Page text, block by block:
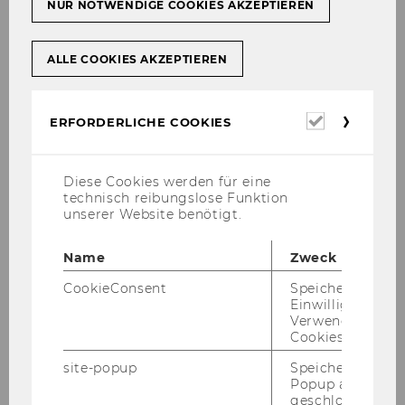
punkt gilt:
Glei­cher An­mel­de­be­ginn für alle Lehr­
Das An­mel­deen­de kann je nach Ter­min
Bitte be­den­ken Sie beim Fest­le­gen der An­mel­
de­zeit­räu­me, dass die Lehr­or­ga­ni­sa­ti­on diese
nach be­stimm­ten Vor­ga­ben kon­trol­liert und
ko­or­di­niert. Wir sind be­müht, uns an Ihre Vor­
ga­ben zu hal­ten, ein Ein­grei­fen un­se­rer­seits er­
folgt, um für die Stu­die­ren­den eine mög­lichst
NUR NOTWENDIGE COOKIES AKZEPTIEREN
ALLE COOKIES AKZEPTIEREN
ERFORDERLICHE COOKIES
Diese Cookies werden für eine
technisch reibungslose Funktion
unserer Website benötigt.
Name
Zweck
CookieConsent
Speichert Ihre
Einwilligung zur
Verwendung von
Cookies.
site-popup
Speichert ob ein
Popup
geschlossen